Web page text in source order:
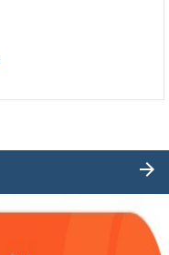
arrow_forward